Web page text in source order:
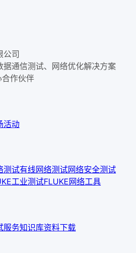
公司
据通信测试、网络优化解决方案
合作伙伴
活动
测试有线网络测试网络安全测试
工业测试FLUKE网络工具
服务知识库资料下载